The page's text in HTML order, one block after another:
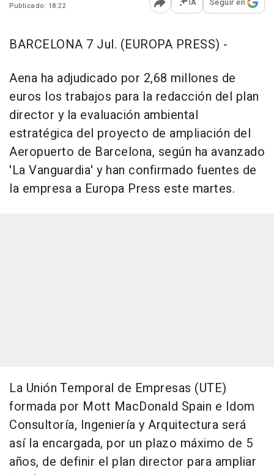
Publicado: 18:22
Abrir opciones para
IA Seguir en
BARCELONA 7 Jul. (EUROPA PRESS) -
Aena ha adjudicado por 2,68 millones de
euros los trabajos para la redacción del plan
director y la evaluación ambiental
estratégica del proyecto de ampliación del
Aeropuerto de Barcelona, según ha avanzado
'La Vanguardia' y han confirmado fuentes de
la empresa a Europa Press este martes.
La Unión Temporal de Empresas (UTE)
formada por Mott MacDonald Spain e Idom
Consultoría, Ingeniería y Arquitectura será
así la encargada, por un plazo máximo de 5
años, de definir el plan director para ampliar